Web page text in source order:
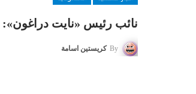
نائب رئيس «نايت دراغون»:
By كريستين اسامة